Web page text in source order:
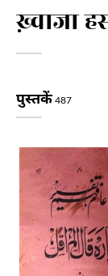
ख़्वाजा
पुस्तकें 487